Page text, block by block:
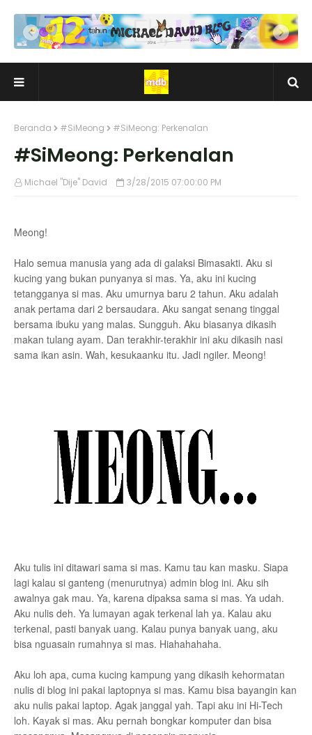
Beranda #SiMeong #SiMeong: Perkenalan
#SiMeong: Perkenalan
Michael "Dije" David 3/28/2015 07:00:00 PM
Meong!
Halo semua manusia yang ada di galaksi Bimasakti. Aku si
kucing yang bukan punyanya si mas. Ya, aku ini kucing
tetangganya si mas. Aku umurnya baru 2 tahun. Aku adalah
anak pertama dari 2 bersaudara. Aku sangat senang tinggal
bersama ibuku yang malas. Sungguh. Aku biasanya dikasih
makan tulang ayam. Dan terakhir-terakhir ini aku dikasih nasi
sama ikan asin. Wah, kesukaanku itu. Jadi ngiler. Meong!
Aku tulis ini ditawari sama si mas. Kamu tau kan masku. Siapa
lagi kalau si ganteng (menurutnya) admin blog ini. Aku sih
awalnya gak mau. Ya, karena dipaksa sama si mas. Ya udah.
Aku nulis deh. Ya lumayan agak terkenal lah ya. Kalau aku
terkenal, pasti banyak uang. Kalau punya banyak uang, aku
bisa nguasain rumahnya si mas. Hiahahahaha.
Aku loh apa, cuma kucing kampung yang dikasih kehormatan
nulis di blog ini pakai laptopnya si mas. Kamu bisa bayangin kan
aku nulis pakai laptop. Agak janggal yah. Tapi aku ini Hi-Tech
loh. Kayak si mas. Aku pernah bongkar komputer dan bisa